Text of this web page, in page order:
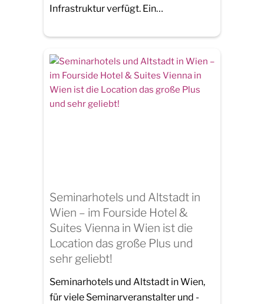
Infrastruktur verfügt. Ein…
Seminarhotels und Altstadt in
Wien – im Fourside Hotel &
Suites Vienna in Wien ist die
Location das große Plus und
sehr geliebt!
Seminarhotels und Altstadt in Wien,
für viele Seminarveranstalter und -